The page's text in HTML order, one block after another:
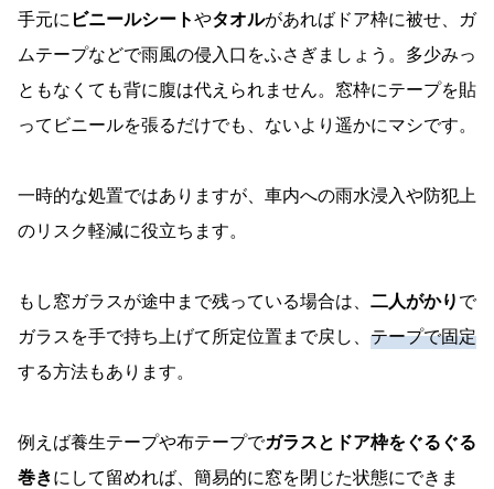
手元に ビニールシートやタオルがあればドア枠に被せ、ガ
ムテープなどで雨風の侵入口をふさぎましょう。多少みっ
ともなくても背に腹は代えられません。窓枠にテープを貼
ってビニールを張るだけでも、ないより遥かにマシです。
一時的な処置ではありますが、車内への雨水浸入や防犯上
のリスク軽減に役立ちます。
もし窓ガラスが途中まで残っている場合は、 二人がかり で
ガラスを手で持ち上げて所定位置まで戻し、 テープで固定
する方法もあります。
例えば養生テープや布テープでガラスとドア枠をぐるぐる
巻きにして留めれば、簡易的に窓を閉じた状態にできま